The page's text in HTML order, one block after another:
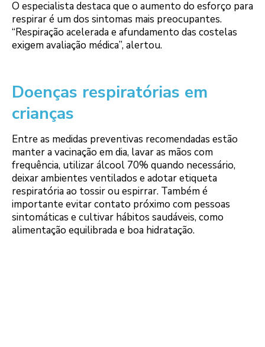
O especialista destaca que o aumento do esforço para
respirar é um dos sintomas mais preocupantes.
“Respiração acelerada e afundamento das costelas
exigem avaliação médica”, alertou.
Doenças respiratórias em
crianças
Entre as medidas preventivas recomendadas estão
manter a vacinação em dia, lavar as mãos com
frequência, utilizar álcool 70% quando necessário,
deixar ambientes ventilados e adotar etiqueta
respiratória ao tossir ou espirrar. Também é
importante evitar contato próximo com pessoas
sintomáticas e cultivar hábitos saudáveis, como
alimentação equilibrada e boa hidratação.